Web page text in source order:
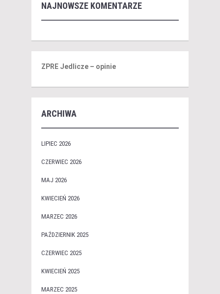
NAJNOWSZE KOMENTARZE
ZPRE Jedlicze – opinie
ARCHIWA
LIPIEC 2026
CZERWIEC 2026
MAJ 2026
KWIECIEŃ 2026
MARZEC 2026
PAŹDZIERNIK 2025
CZERWIEC 2025
KWIECIEŃ 2025
MARZEC 2025